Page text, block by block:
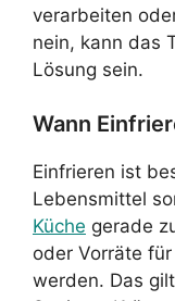
verarbeiten
nein, kann das
Lösung sein.
Wann
Einfrieren ist
Lebensmittel
Küche gerade
oder Vorräte
werden. Das